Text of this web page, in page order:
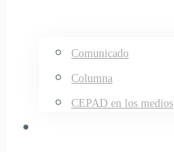
Comunicado
Columna
CEPAD en los medios